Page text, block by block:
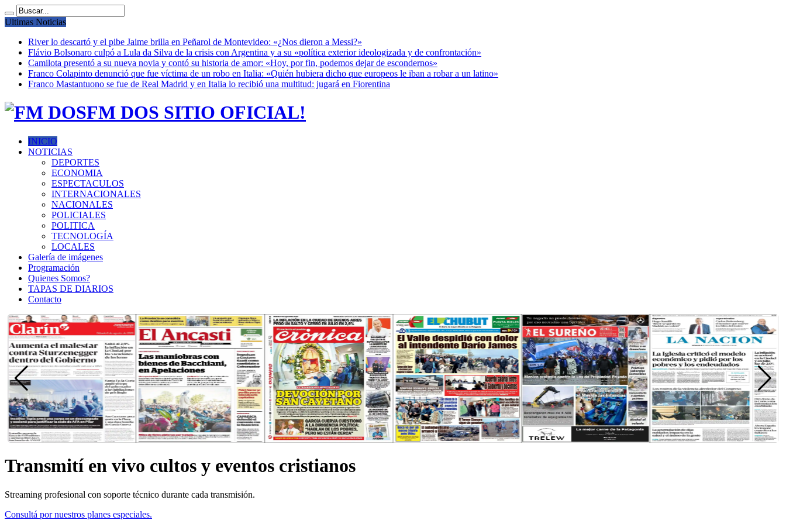
Ultimas Noticias
River lo descartó y el pibe Jaime brilla en Peñarol de Montevideo: «¿Nos dieron a Messi?»
Flávio Bolsonaro culpó a Lula da Silva de la crisis con Argentina y a su «política exterior ideologizada y de confrontación»
Camilota presentó a su nueva novia y contó su historia de amor: «Hoy, por fin, podemos dejar de escondernos»
Franco Colapinto denunció que fue víctima de un robo en Italia: «Quién hubiera dicho que europeos le iban a robar a un latino»
Franco Mastantuono se fue de Real Madrid y en Italia lo recibió una multitud: jugará en Fiorentina
FM DOS SITIO OFICIAL!
INICIO
NOTICIAS
DEPORTES
ECONOMIA
ESPECTACULOS
INTERNACIONALES
NACIONALES
POLICIALES
POLITICA
TECNOLOGÍA
LOCALES
Galería de imágenes
Programación
Quienes Somos?
TAPAS DE DIARIOS
Contacto
Transmití en vivo cultos y eventos cristianos
Streaming profesional con soporte técnico durante cada transmisión.
Consultá por nuestros planes especiales.